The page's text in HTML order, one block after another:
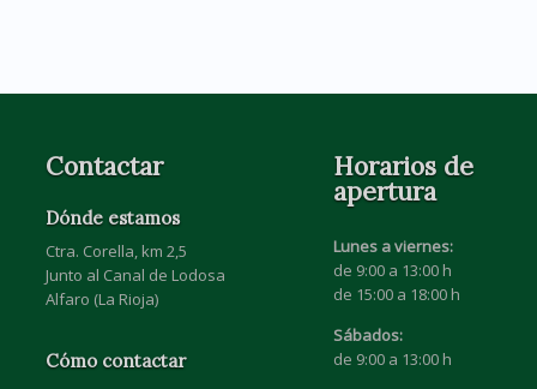
Contactar
Dónde estamos
Ctra. Corella, km 2,5
Junto al Canal de Lodosa
Alfaro (La Rioja)
Cómo contactar
Horarios de
apertura
Lunes a viernes:
de 9:00 a 13:00 h
de 15:00 a 18:00 h
Sábados:
de 9:00 a 13:00 h